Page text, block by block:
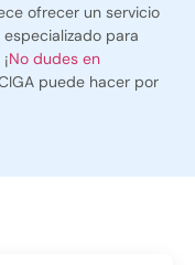
ofrecer un servicio
para
No dudes en
puede hacer por